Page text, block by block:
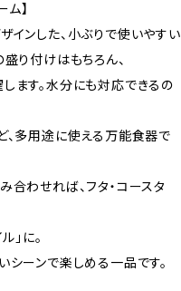
】
インした、小ぶりで使いやすい
り付けはもちろん、
ます。水分にも対応できるの
、多用途に使える万能食器で
合わせれば、フタ・コースタ
」に。
シーンで楽しめる一品です。